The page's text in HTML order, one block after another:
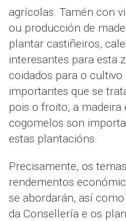
agrícolas. Tamén con
ou producción de
plantar castiñeiros,
interesantes para esta
coidados para o
importantes que se
pois o froito, a
cogomelos son
estas plantacións.
Precisamente, os
rendementos
se abordarán, así
da Consellería e os